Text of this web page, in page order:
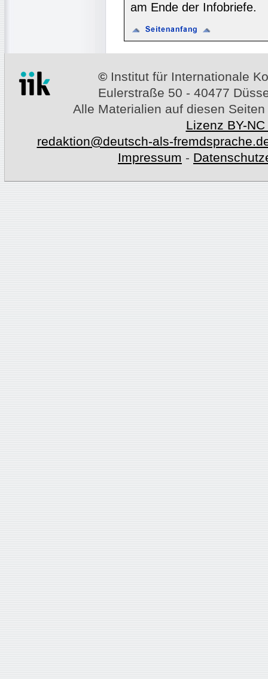
am Ende der Infobriefe.
© Institut für Internationale
Eulerstraße 50 - 40477
Alle Materialien auf diesen
Lizenz BY-
redaktion@deutsch-als-
Impressum -